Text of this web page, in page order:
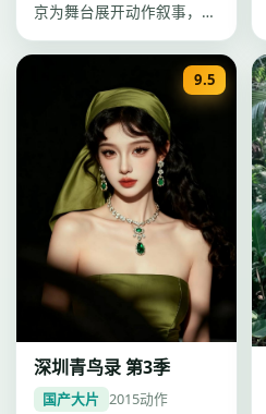
京为舞台展开动作叙事，杨
22…
9.5
深圳青鸟录 第3季
国产大片 2015动作